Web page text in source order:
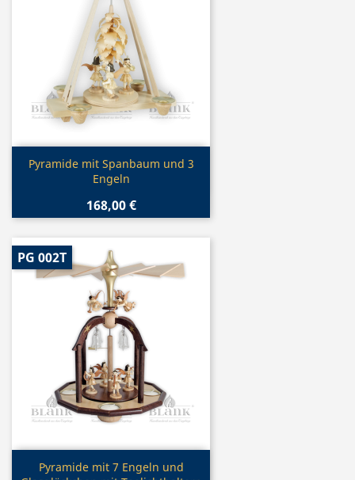
Vorschau
Pyramide mit Spanbaum und 3
Engeln
168,00 €
 Vorschau
Pyramide mit 7 Engeln und
PG 002T